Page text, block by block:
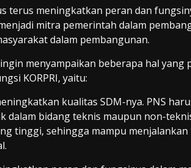
terus meningkatkan peran dan
mitra pemerintah dalam
dalam pembangunan.
menyampaikan beberapa hal
KORPRI, yaitu:
kualitas SDM-nya. PNS
dalam bidang teknis maupun non-
tinggi, sehingga mampu menjalankan